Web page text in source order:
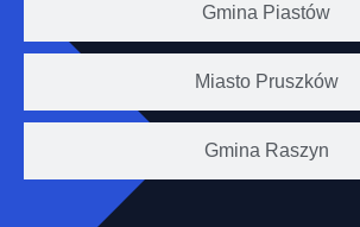
Gmina Piastów
Miasto Pruszków
Gmina Raszyn